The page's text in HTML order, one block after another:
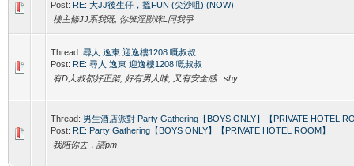
Post: RE: 大JJ後生仔，搵FUN (尖沙咀) (NOW)
樓主條JJ系我既, 你班淫獸咪L同我爭
Thread: 尋人 逸東 迎逸樓1208 嘅叔叔
Post: RE: 尋人 逸東 迎逸樓1208 嘅叔叔
有D大叔都好正架, 好有男人味, 又有安全感 :shy:
Thread: 男生酒店派對 Party Gathering【BOYS ONLY】【PRIVATE HOTEL
Post: RE: Party Gathering【BOYS ONLY】【PRIVATE HOTEL ROOM】
我陪你去，請pm